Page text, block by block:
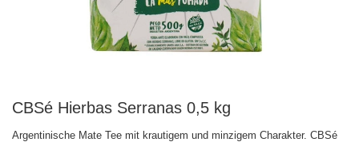
CBSé Hierbas Serranas 0,5 kg
Argentinische Mate Tee mit krautigem und minzigem Charakter. CBSé